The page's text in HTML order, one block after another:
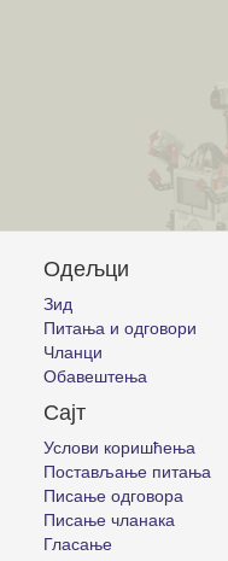
Одељци
Зид
Питања и одговори
Чланци
Обавештења
Сајт
Услови коришћења
Постављање питања
Писање одговора
Писање чланака
Гласање